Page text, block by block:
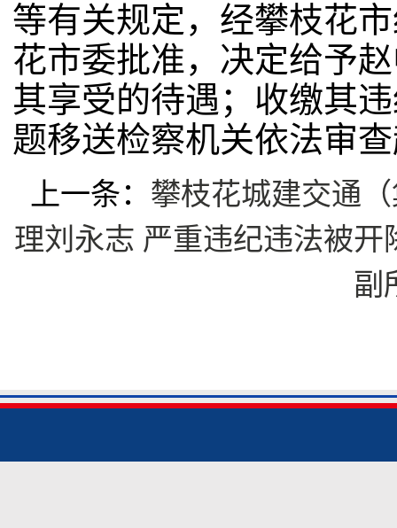
等有关规定，经攀枝花
花市委批准，决定给予
其享受的待遇；收缴其
题移送检察机关依法审
上一条： 攀枝花城建交通
理刘永志 严重违纪违法被开
副